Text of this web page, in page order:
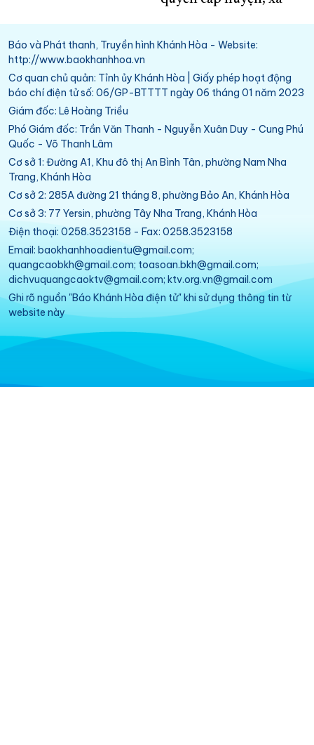
Báo và Phát thanh, Truyền hình Khánh Hòa - Website:
http://www.baokhanhhoa.vn
Cơ quan chủ quản: Tỉnh ủy Khánh Hòa | Giấy phép hoạt động
báo chí điện tử số: 06/GP-BTTTT ngày 06 tháng 01 năm 2023
Giám đốc: Lê Hoàng Triều
Phó Giám đốc: Trần Văn Thanh - Nguyễn Xuân Duy - Cung Phú
Quốc - Võ Thanh Lâm
Cơ sở 1: Đường A1, Khu đô thị An Bình Tân, phường Nam Nha
Trang, Khánh Hòa
Cơ sở 2: 285A đường 21 tháng 8, phường Bảo An, Khánh Hòa
Cơ sở 3: 77 Yersin, phường Tây Nha Trang, Khánh Hòa
Điện thoại: 0258.3523158 - Fax: 0258.3523158
Email: baokhanhhoadientu@gmail.com;
quangcaobkh@gmail.com; toasoan.bkh@gmail.com;
dichvuquangcaoktv@gmail.com; ktv.org.vn@gmail.com
Ghi rõ nguồn "Báo Khánh Hòa điện tử" khi sử dụng thông tin từ
website này